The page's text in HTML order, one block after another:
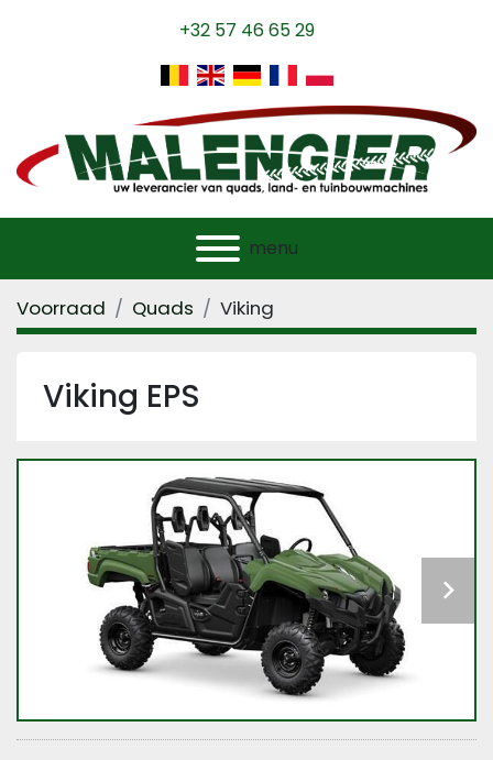
+32 57 46 65 29
menu
Voorraad Quads Viking
Viking EPS